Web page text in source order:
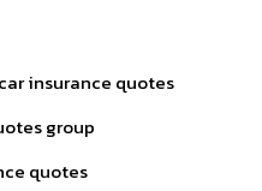
insurance quotes
group
quotes